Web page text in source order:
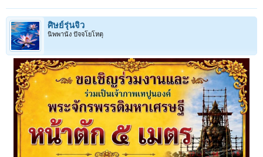
ศิษย์รุ่นจิ๋ว
นิพพานัง ปัจจโยโหตุ